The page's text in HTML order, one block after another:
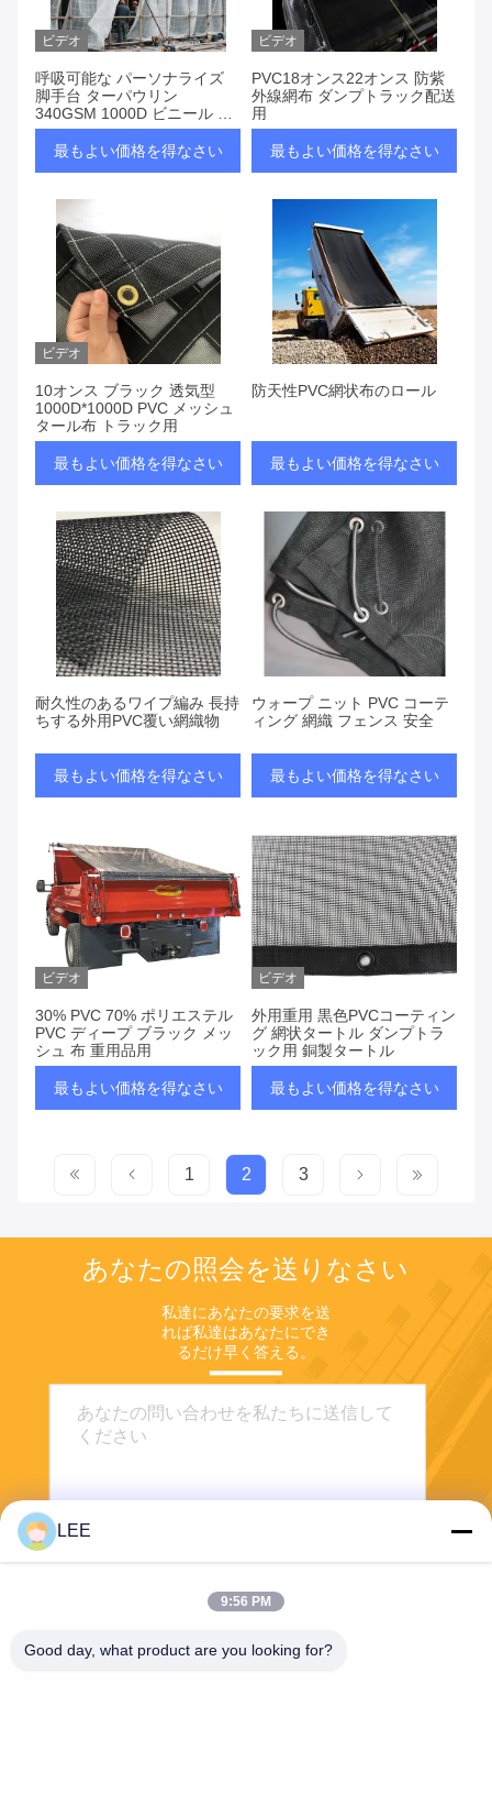
ビデオ
呼吸可能な パーソナライズ
脚手台 ターパウリン
340GSM 1000D ビニール フ
ェンス テープ 建設用 PVC メ
ッシュ 布
最もよい価格を得なさい
ビデオ
PVC18オンス22オンス 防紫
外線網布 ダンプトラック配送
用
最もよい価格を得なさい
ビデオ
10オンス ブラック 透気型
1000D*1000D PVC メッシュ
タール布 トラック用
最もよい価格を得なさい
防天性PVC網状布のロール
最もよい価格を得なさい
耐久性のあるワイプ編み 長持
ちする外用PVC覆い網織物
最もよい価格を得なさい
ウォープ ニット PVC コーテ
ィング 網織 フェンス 安全
最もよい価格を得なさい
ビデオ
30% PVC 70% ポリエステル
PVC ディープ ブラック メッ
シュ 布 重用品用
最もよい価格を得なさい
ビデオ
外用重用 黒色PVCコーティン
グ 網状タートル ダンプトラ
ック用 銅製タートル
最もよい価格を得なさい
1 2 3
あなたの照会を送りなさい
私達にあなたの要求を送
れば私達はあなたにでき
るだけ早く答える。
LEE
9:56 PM
Good day, what product are you looking for?